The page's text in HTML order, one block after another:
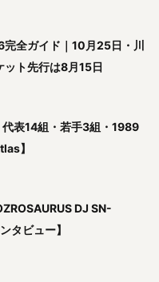
全ガイド｜10月25日・川
ット先行は8月15日
表14組・若手3組・1989
】
DJ SN-
タビュー】